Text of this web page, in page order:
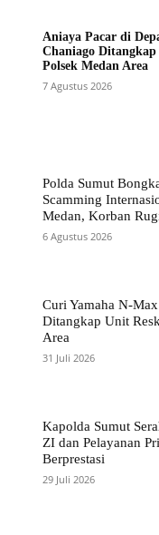
Aniaya Pacar di
Chaniago
Polsek Medan Area
7 Agustus 2026
Polda Sumut
Scamming
Medan, Korban
6 Agustus 2026
Curi Yamaha N-
Ditangkap Unit
Area
31 Juli 2026
Kapolda Sumut
ZI dan Pelayanan
Berprestasi
29 Juli 2026